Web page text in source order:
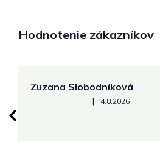
Hodnotenie zákazníkov
Zuzana Slobodníková
Hodnotenie obchodu je 5 z 5
| 4.8.2026